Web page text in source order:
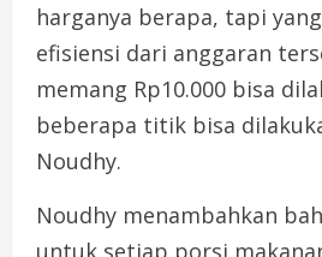
harganya berapa, tapi
efisiensi dari anggaran
memang Rp10.000 bisa
beberapa titik bisa
Noudhy.
Noudhy menambahkan
untuk setiap porsi